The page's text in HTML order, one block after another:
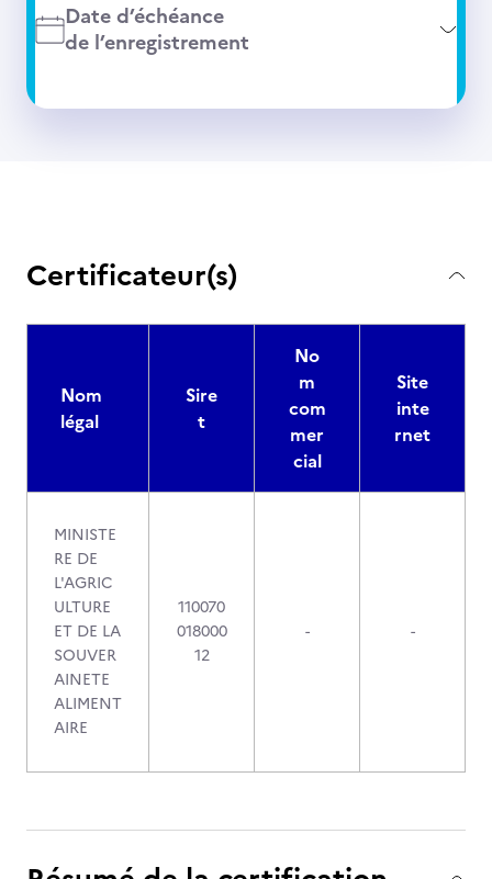
Date d’échéance
de l’enregistrement
Certificateur(s)
Nom
légal
Sire
t
No
m
com
mer
cial
Site
inte
rnet
MINISTE
RE DE
L'AGRIC
ULTURE
ET DE LA
SOUVER
AINETE
ALIMENT
AIRE
110070
018000
12
- -